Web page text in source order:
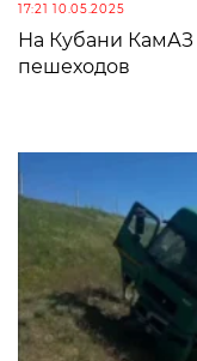
17:21 10.05.2025
На Кубани КамАЗ
пешеходов